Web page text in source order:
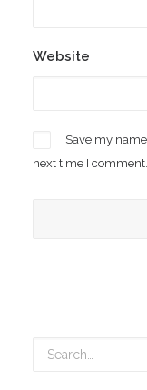
Website
Save my
next time I comment.